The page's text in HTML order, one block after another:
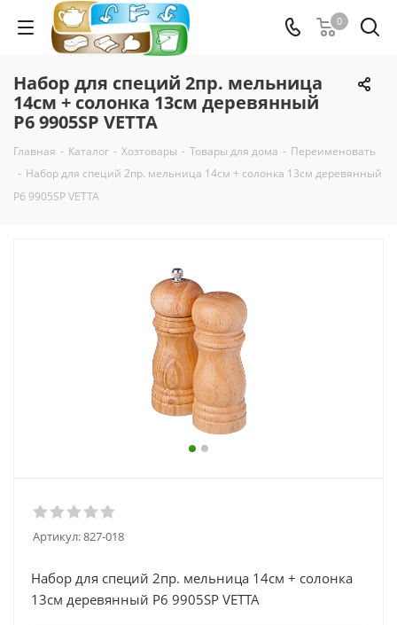
0
Набор для специй 2пр. мельница
14см + солонка 13см деревянный
P6 9905SP VETTA
Главная - Каталог - Хозтовары - Товары для дома - Переименовать
- Набор для специй 2пр. мельница 14см + солонка 13см деревянный
P6 9905SP VETTA
Артикул:827-018
Набор для специй 2пр. мельница 14см + солонка
13см деревянный P6 9905SP VETTA